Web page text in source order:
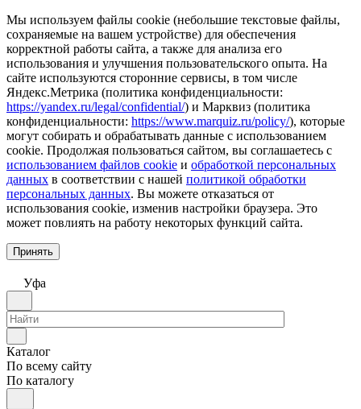
Мы используем файлы cookie (небольшие текстовые файлы,
сохраняемые на вашем устройстве) для обеспечения
корректной работы сайта, а также для анализа его
использования и улучшения пользовательского опыта. На
сайте используются сторонние сервисы, в том числе
Яндекс.Метрика (политика конфиденциальности:
https://yandex.ru/legal/confidential/) и Марквиз (политика
конфиденциальности: https://www.marquiz.ru/policy/), которые
могут собирать и обрабатывать данные с использованием
cookie. Продолжая пользоваться сайтом, вы соглашаетесь с
использованием файлов cookie и обработкой персональных
данных в соответствии с нашей политикой обработки
персональных данных. Вы можете отказаться от
использования cookie, изменив настройки браузера. Это
может повлиять на работу некоторых функций сайта.
Принять
Уфа
Каталог
По всему сайту
По каталогу